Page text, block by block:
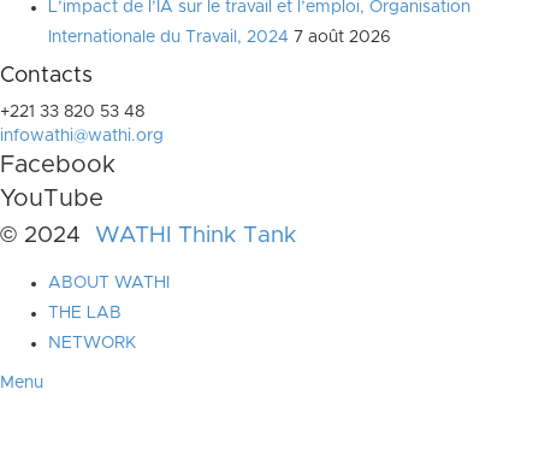
L’impact de l’IA sur le travail et l’emploi, Organisation
Internationale du Travail, 2024 7 août 2026
Contacts
+221 33 820 53 48
infowathi@wathi.org
Facebook
YouTube
© 2024 WATHI Think Tank
ABOUT WATHI
THE LAB
NETWORK
Menu